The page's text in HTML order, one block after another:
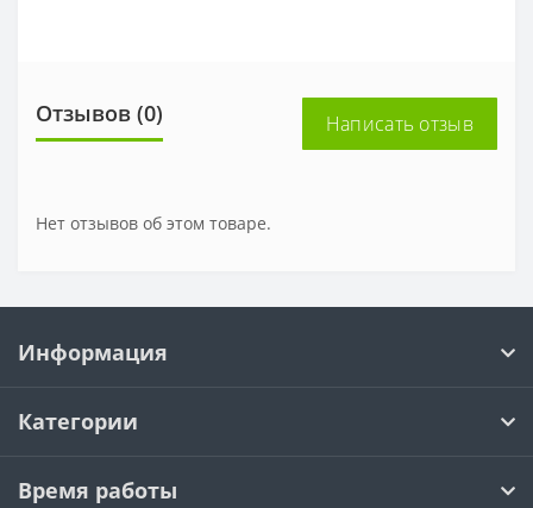
Отзывов (0) Написать отзыв
Нет отзывов об этом товаре.
Информация
Категории
Время работы